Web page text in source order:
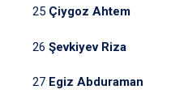
25 Çiygoz Ahtem
26 Şevkiyev Riza
27 Egiz Abduraman